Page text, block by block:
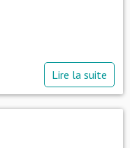
Lire la suite